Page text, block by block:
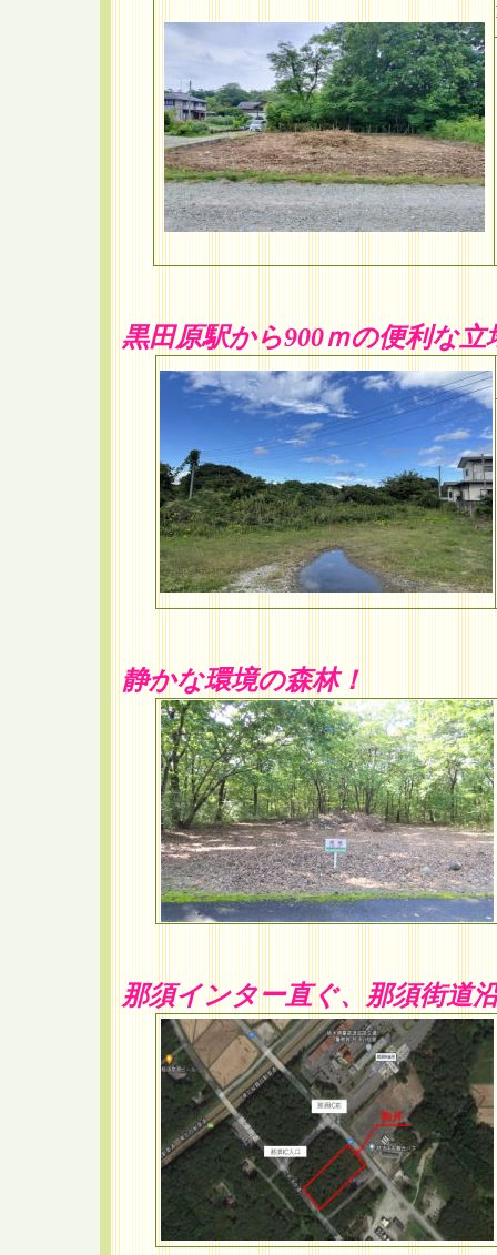
黒田原駅から900ｍの便利な立
静かな環境の森林！
那須インター直ぐ、那須街道